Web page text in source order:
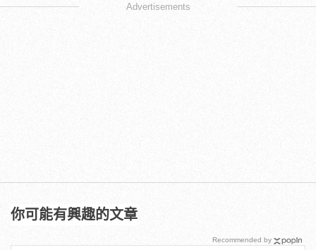
Advertisements
你可能有興趣的文章
Recommended by